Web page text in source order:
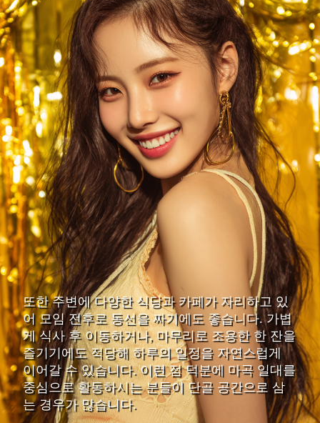
또한 주변에 다양한 식당과 카페가 자리하고 있
어 모임 전후로 동선을 짜기에도 좋습니다. 가볍
게 식사 후 이동하거나, 마무리로 조용한 한 잔을
즐기기에도 적당해 하루의 일정을 자연스럽게
이어갈 수 있습니다. 이런 점 덕분에 마곡 일대를
중심으로 활동하시는 분들이 단골 공간으로 삼
는 경우가 많습니다.